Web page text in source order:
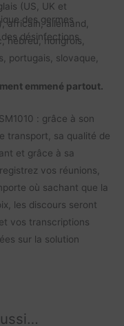
(US, UK et
africain, allemand,
hébreu, hongrois,
portugais, slovaque,
des germes
désinfections
emmené partout.
: grâce à son
transport, sa qualité de
et grâce à sa
vos réunions,
où sachant que la
les discours seront
vos transcriptions
sur la solution